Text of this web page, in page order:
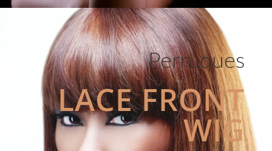
Perruques
LACE FRONT
WIG